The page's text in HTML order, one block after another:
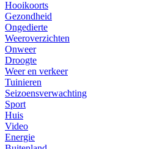
Hooikoorts
Gezondheid
Ongedierte
Weeroverzichten
Onweer
Droogte
Weer en verkeer
Tuinieren
Seizoensverwachting
Sport
Huis
Video
Energie